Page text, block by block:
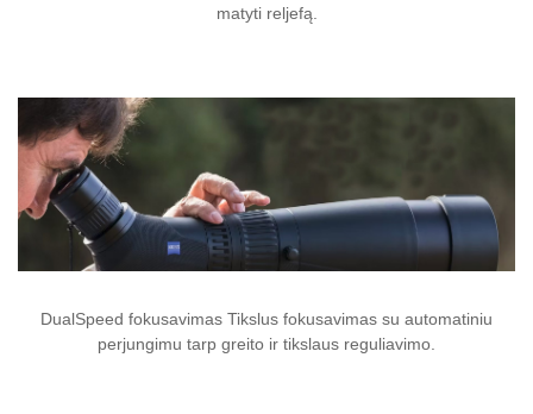
matyti reljefą.
DualSpeed ​​fokusavimas Tikslus fokusavimas su automatiniu
perjungimu tarp greito ir tikslaus reguliavimo.